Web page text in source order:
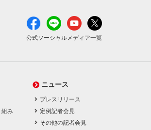
公式ソーシャルメディア一覧
組み
ニュース
プレスリリース
定例記者会見
その他の記者会見